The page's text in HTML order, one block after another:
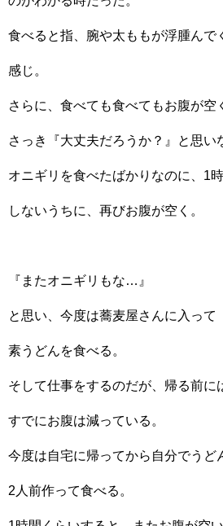
食べると指、腕や太ももが浮腫んで
感じ。
さらに、食べても食べてもお腹が空
さっき『大丈夫だろうか？』と思い
オニギリを食べたばかりなのに、1
しないうちに、再びお腹が空く。
『またオニギリもな…』
と思い、今度は蕎麦屋さんに入って
素うどんを食べる。
そして仕事をするのだが、帰る前に
すでにお腹は減っている。
今度は自宅に帰ってから自分でうど
2人前作って食べる。